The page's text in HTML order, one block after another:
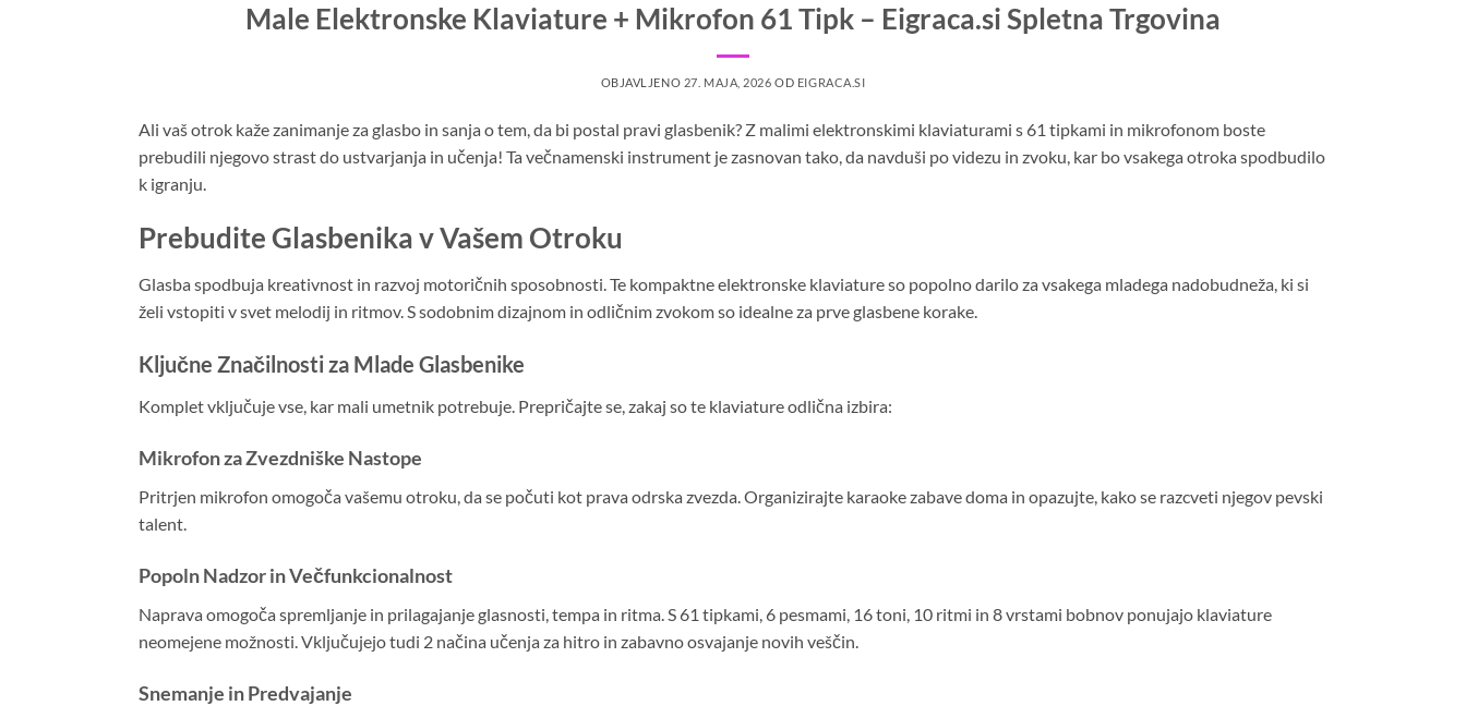
Male Elektronske Klaviature + Mikrofon 61 Tipk – Eigraca.si Spletna Trgovina
OBJAVLJENO 27. MAJA, 2026 OD EIGRACA.SI
Ali vaš otrok kaže zanimanje za glasbo in sanja o tem, da bi postal pravi glasbenik? Z malimi elektronskimi klaviaturami s 61 tipkami in mikrofonom boste
prebudili njegovo strast do ustvarjanja in učenja! Ta večnamenski instrument je zasnovan tako, da navduši po videzu in zvoku, kar bo vsakega otroka spodbudilo
k igranju.
Prebudite Glasbenika v Vašem Otroku
Glasba spodbuja kreativnost in razvoj motoričnih sposobnosti. Te kompaktne elektronske klaviature so popolno darilo za vsakega mladega nadobudneža, ki si
želi vstopiti v svet melodij in ritmov. S sodobnim dizajnom in odličnim zvokom so idealne za prve glasbene korake.
Ključne Značilnosti za Mlade Glasbenike
Komplet vključuje vse, kar mali umetnik potrebuje. Prepričajte se, zakaj so te klaviature odlična izbira:
Mikrofon za Zvezdniške Nastope
Pritrjen mikrofon omogoča vašemu otroku, da se počuti kot prava odrska zvezda. Organizirajte karaoke zabave doma in opazujte, kako se razcveti njegov pevski
talent.
Popoln Nadzor in Večfunkcionalnost
Naprava omogoča spremljanje in prilagajanje glasnosti, tempa in ritma. S 61 tipkami, 6 pesmami, 16 toni, 10 ritmi in 8 vrstami bobnov ponujajo klaviature
neomejene možnosti. Vključujejo tudi 2 načina učenja za hitro in zabavno osvajanje novih veščin.
Snemanje in Predvajanje